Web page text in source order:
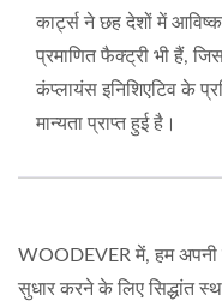
कार्ट्स ने छह देशों में
प्रमाणित फैक्ट्री भी हैं,
कंप्लायंस इनिशिएटिव के
मान्यता प्राप्त हुई है।
WOODEVER में, हम अपनी
सुधार करने के लिए सिद्धांत